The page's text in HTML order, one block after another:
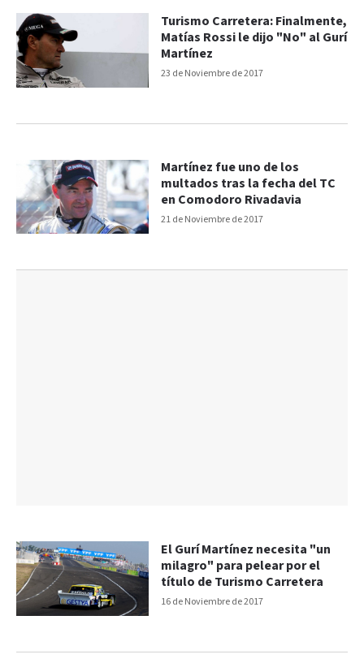
23 de Noviembre de 2017
Turismo Carretera: Finalmente,
Matías Rossi le dijo "No" al Gurí
Martínez
21 de Noviembre de 2017
Martínez fue uno de los
multados tras la fecha del TC
en Comodoro Rivadavia
16 de Noviembre de 2017
El Gurí Martínez necesita "un
milagro" para pelear por el
título de Turismo Carretera